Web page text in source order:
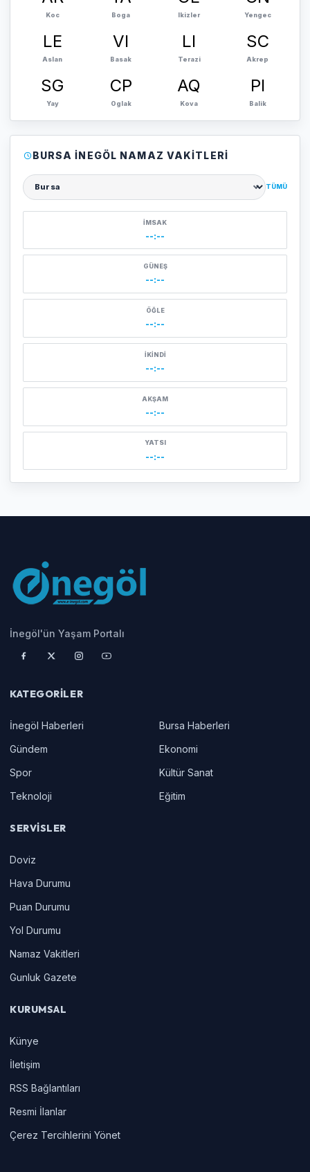
Koc Boga Ikizler Yengec
LE
Aslan
VI
Basak
LI
Terazi
SC
Akrep
SG
Yay
CP
Oglak
AQ
Kova
PI
Balik
BURSA İNEGÖL NAMAZ VAKITLERI
Şehir seçin
TÜMÜ
İMSAK
--:--
GÜNEŞ
--:--
ÖĞLE
--:--
İKINDI
--:--
AKŞAM
--:--
YATSI
--:--
İnegöl'ün Yaşam Portalı
KATEGORILER
İnegöl Haberleri
Bursa Haberleri
Gündem
Ekonomi
Spor
Kültür Sanat
Teknoloji
Eğitim
SERVISLER
Doviz
Hava Durumu
Puan Durumu
Yol Durumu
Namaz Vakitleri
Gunluk Gazete
KURUMSAL
Künye
İletişim
RSS Bağlantıları
Resmi İlanlar
Çerez Tercihlerini Yönet